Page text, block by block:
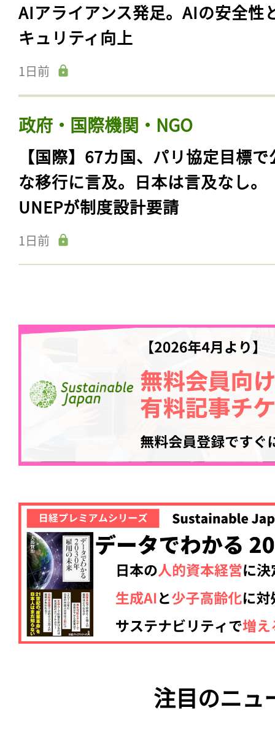
AIアライアンス発足。AIの安全性
キュリティ向上
1日前
政府・国際機関・NGO
【国際】67カ国、パリ協定目標で
な移行に言及。日本は言及なし。
UNEPが制度設計要請
1日前
注目のニュ